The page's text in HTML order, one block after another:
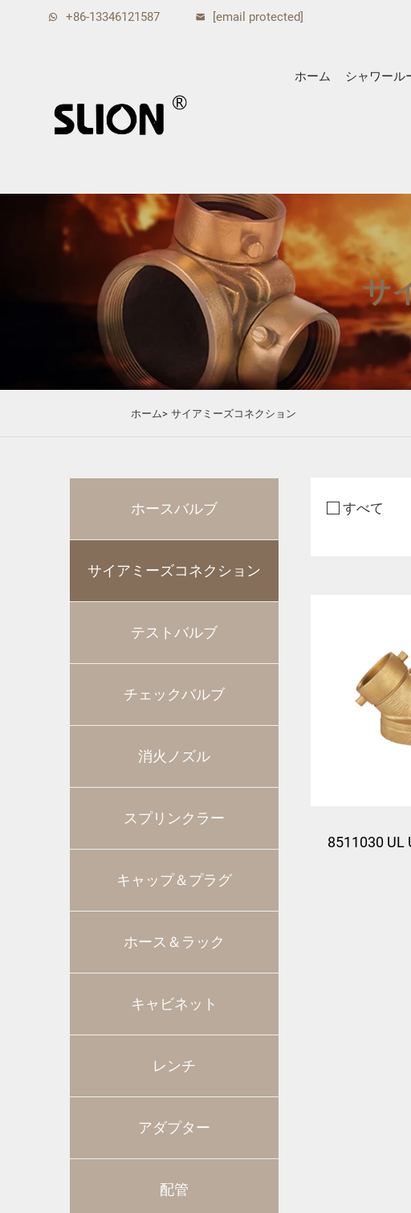
+86-13346121587 [email protected]
ホーム シャワール
サ
ホーム> サイアミーズコネクション
ホースバルブ
サイアミーズコネクション
テストバルブ
チェックバルブ
消火ノズル
スプリンクラー
キャップ＆プラグ
ホース＆ラック
キャビネット
レンチ
アダプター
配管
すべて
8511030 UL